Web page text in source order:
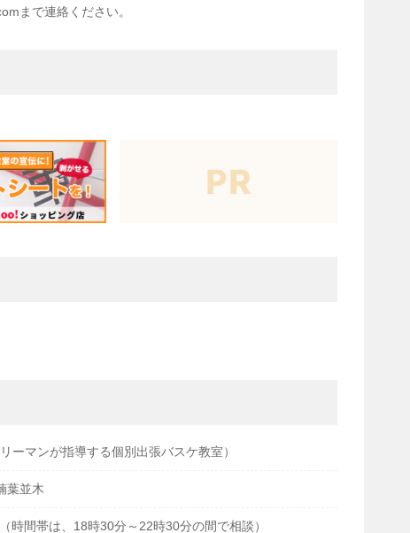
まで連絡ください。
ーマンが指導する個別出張バスケ教室）
葉並木
時間帯は、18時30分～22時30分の間で相談）